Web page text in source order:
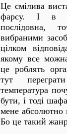
Це смілива
фарсу. І в
послідовна,
вибраними
цілком
якому все
це роблять
тут
температура
бути, і тоді
мене
Бо це такий